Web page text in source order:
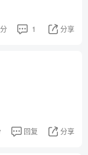
1 分享
回复 分享